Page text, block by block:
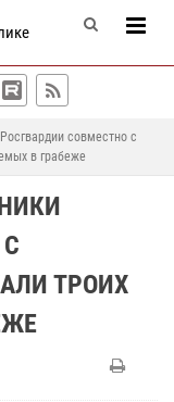
совместно с
в грабеже
ТРОИХ